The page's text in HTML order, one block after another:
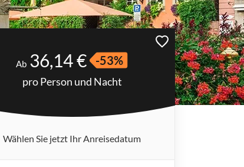
Ab 36,14 € -53%
pro Person und Nacht
Wählen Sie jetzt Ihr Anreisedatum